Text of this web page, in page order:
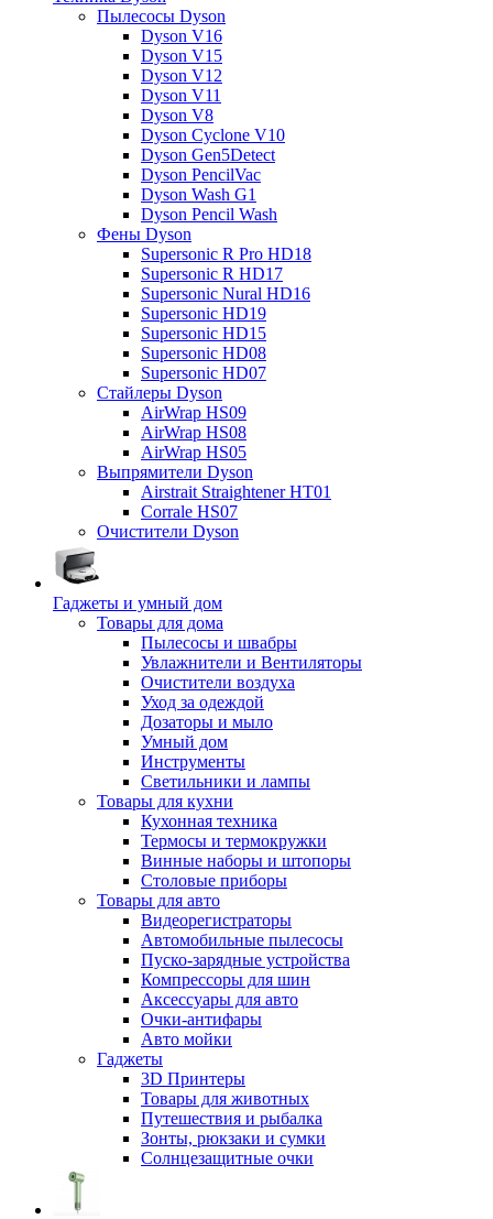
Пылесосы Dyson
Dyson V16
Dyson V15
Dyson V12
Dyson V11
Dyson V8
Dyson Cyclone V10
Dyson Gen5Detect
Dyson PencilVac
Dyson Wash G1
Dyson Pencil Wash
Фены Dyson
Supersonic R Pro HD18
Supersonic R HD17
Supersonic Nural HD16
Supersonic HD19
Supersonic HD15
Supersonic HD08
Supersonic HD07
Стайлеры Dyson
AirWrap HS09
AirWrap HS08
AirWrap HS05
Выпрямители Dyson
Airstrait Straightener HT01
Corrale HS07
Очистители Dyson
Гаджеты и умный дом
Товары для дома
Пылесосы и швабры
Увлажнители и Вентиляторы
Очистители воздуха
Уход за одеждой
Дозаторы и мыло
Умный дом
Инструменты
Светильники и лампы
Товары для кухни
Кухонная техника
Термосы и термокружки
Винные наборы и штопоры
Столовые приборы
Товары для авто
Видеорегистраторы
Автомобильные пылесосы
Пуско-зарядные устройства
Компрессоры для шин
Аксессуары для авто
Очки-антифары
Авто мойки
Гаджеты
3D Принтеры
Товары для животных
Путешествия и рыбалка
Зонты, рюкзаки и сумки
Солнцезащитные очки